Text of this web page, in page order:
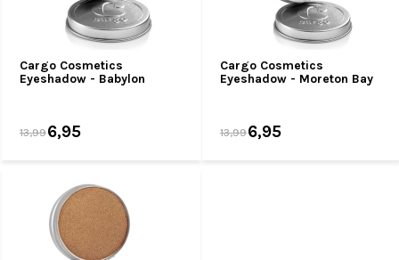
Cargo Cosmetics
Eyeshadow - Babylon
13,996,95
Cargo Cosmetics
Eyeshadow - Moreton Bay
13,996,95